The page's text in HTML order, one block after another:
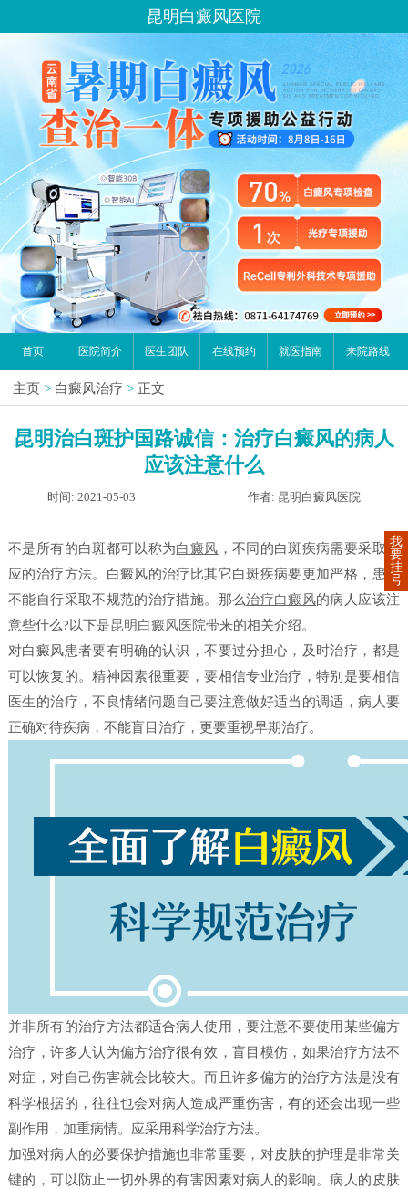
昆明白癜风医院
首页 医院简介 医生团队 在线预约 就医指南 来院路线
主页 > 白癜风治疗 > 正文
昆明治白斑护国路诚信：治疗白癜风的病人
应该注意什么
时间: 2021-05-03 作者: 昆明白癜风医院
不是所有的白斑都可以称为白癜风 ，不同的白斑疾病需要采取相
应的治疗方法。白癜风的治疗比其它白斑疾病要更加严格，患者
不能自行采取不规范的治疗措施。那么治疗白癜风的病人应该注
意些什么?以下是昆明白癜风医院带来的相关介绍。
对白癜风患者要有明确的认识，不要过分担心，及时治疗，都是
可以恢复的。精神因素很重要，要相信专业治疗，特别是要相信
医生的治疗，不良情绪问题自己要注意做好适当的调适，病人要
正确对待疾病，不能盲目治疗，更要重视早期治疗。
并非所有的治疗方法都适合病人使用，要注意不要使用某些偏方
治疗，许多人认为偏方治疗很有效，盲目模仿，如果治疗方法不
对症，对自己伤害就会比较大。而且许多偏方的治疗方法是没有
科学根据的，往往也会对病人造成严重伤害，有的还会出现一些
副作用，加重病情。应采用科学治疗方法。
加强对病人的必要保护措施也非常重要，对皮肤的护理是非常关
键的，可以防止一切外界的有害因素对病人的影响。病人的皮肤
我
要
挂
号